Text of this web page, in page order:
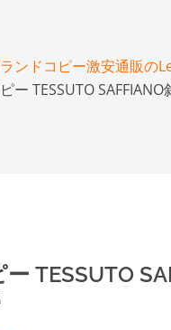
ンドコピー激安通販の
ー TESSUTO
TESSUTO